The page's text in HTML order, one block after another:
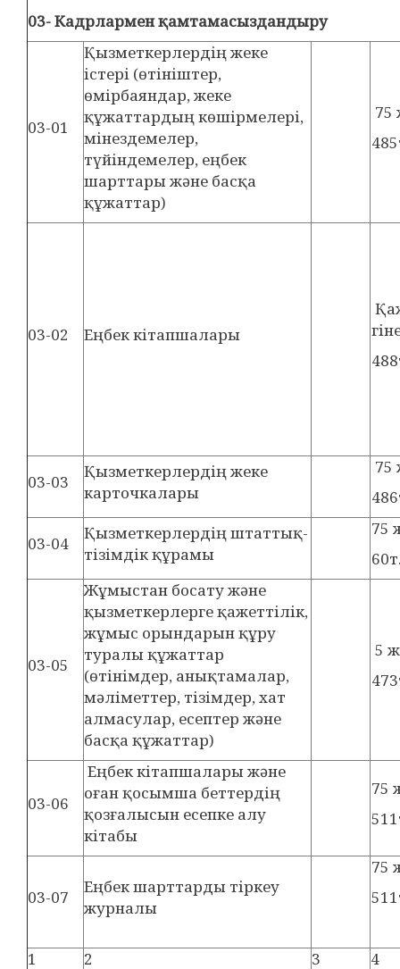
03-Кадрлармен қамтамасыздандыру
03-01
Қызметкерлердің жеке
істері (өтініштер,
өмірбаяндар, жеке
құжаттардың көшірмелері,
мінездемелер,
түйіндемелер, еңбек
шарттары және басқа
құжаттар)
03-02 Еңбек кітапшалары
03-03
Қызметкерлердің жеке
карточкалары
03-04
Қызметкерлердің штаттық-
тізімдік құрамы
75
03-05
Жұмыстан босату және
қызметкерлерге қажеттілік,
жұмыс орындарын құру
туралы құжаттар
(өтінімдер, анықтамалар,
мәліметтер, тізімдер, хат
алмасулар, есептер және
басқа құжаттар)
5
03-06
Еңбек кітапшалары және
оған қосымша беттердің
қозғалысын есепке алу
кітабы
75
03-07
Еңбек шарттарды тіркеу
журналы
75
1 2 3 4